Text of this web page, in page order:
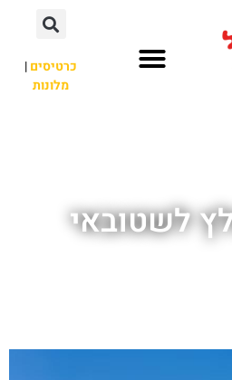
כרטיסים|
מלונות
לשטובאי